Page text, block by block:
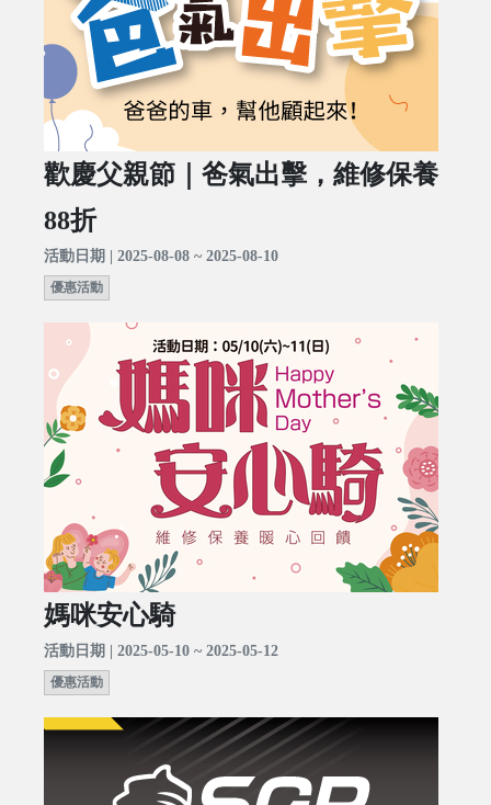
歡慶父親節｜爸氣出擊，維修保養
88折
活動日期 | 2025-08-08 ~ 2025-08-10
優惠活動
媽咪安心騎
活動日期 | 2025-05-10 ~ 2025-05-12
優惠活動